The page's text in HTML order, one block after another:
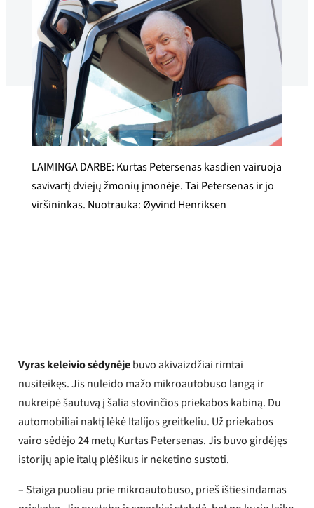
LAIMINGA DARBE: Kurtas Petersenas kasdien vairuoja
savivartį dviejų žmonių įmonėje. Tai Petersenas ir jo
viršininkas. Nuotrauka: Øyvind Henriksen
Vyras keleivio sėdynėjebuvo akivaizdžiai rimtai
nusiteikęs. Jis nuleido mažo mikroautobuso langą ir
nukreipė šautuvą į šalia stovinčios priekabos kabiną. Du
automobiliai naktį lėkė Italijos greitkeliu. Už priekabos
vairo sėdėjo 24 metų Kurtas Petersenas. Jis buvo girdėjęs
istorijų apie italų plėšikus ir neketino sustoti.
– Staiga puoliau prie mikroautobuso, prieš ištiesindamas